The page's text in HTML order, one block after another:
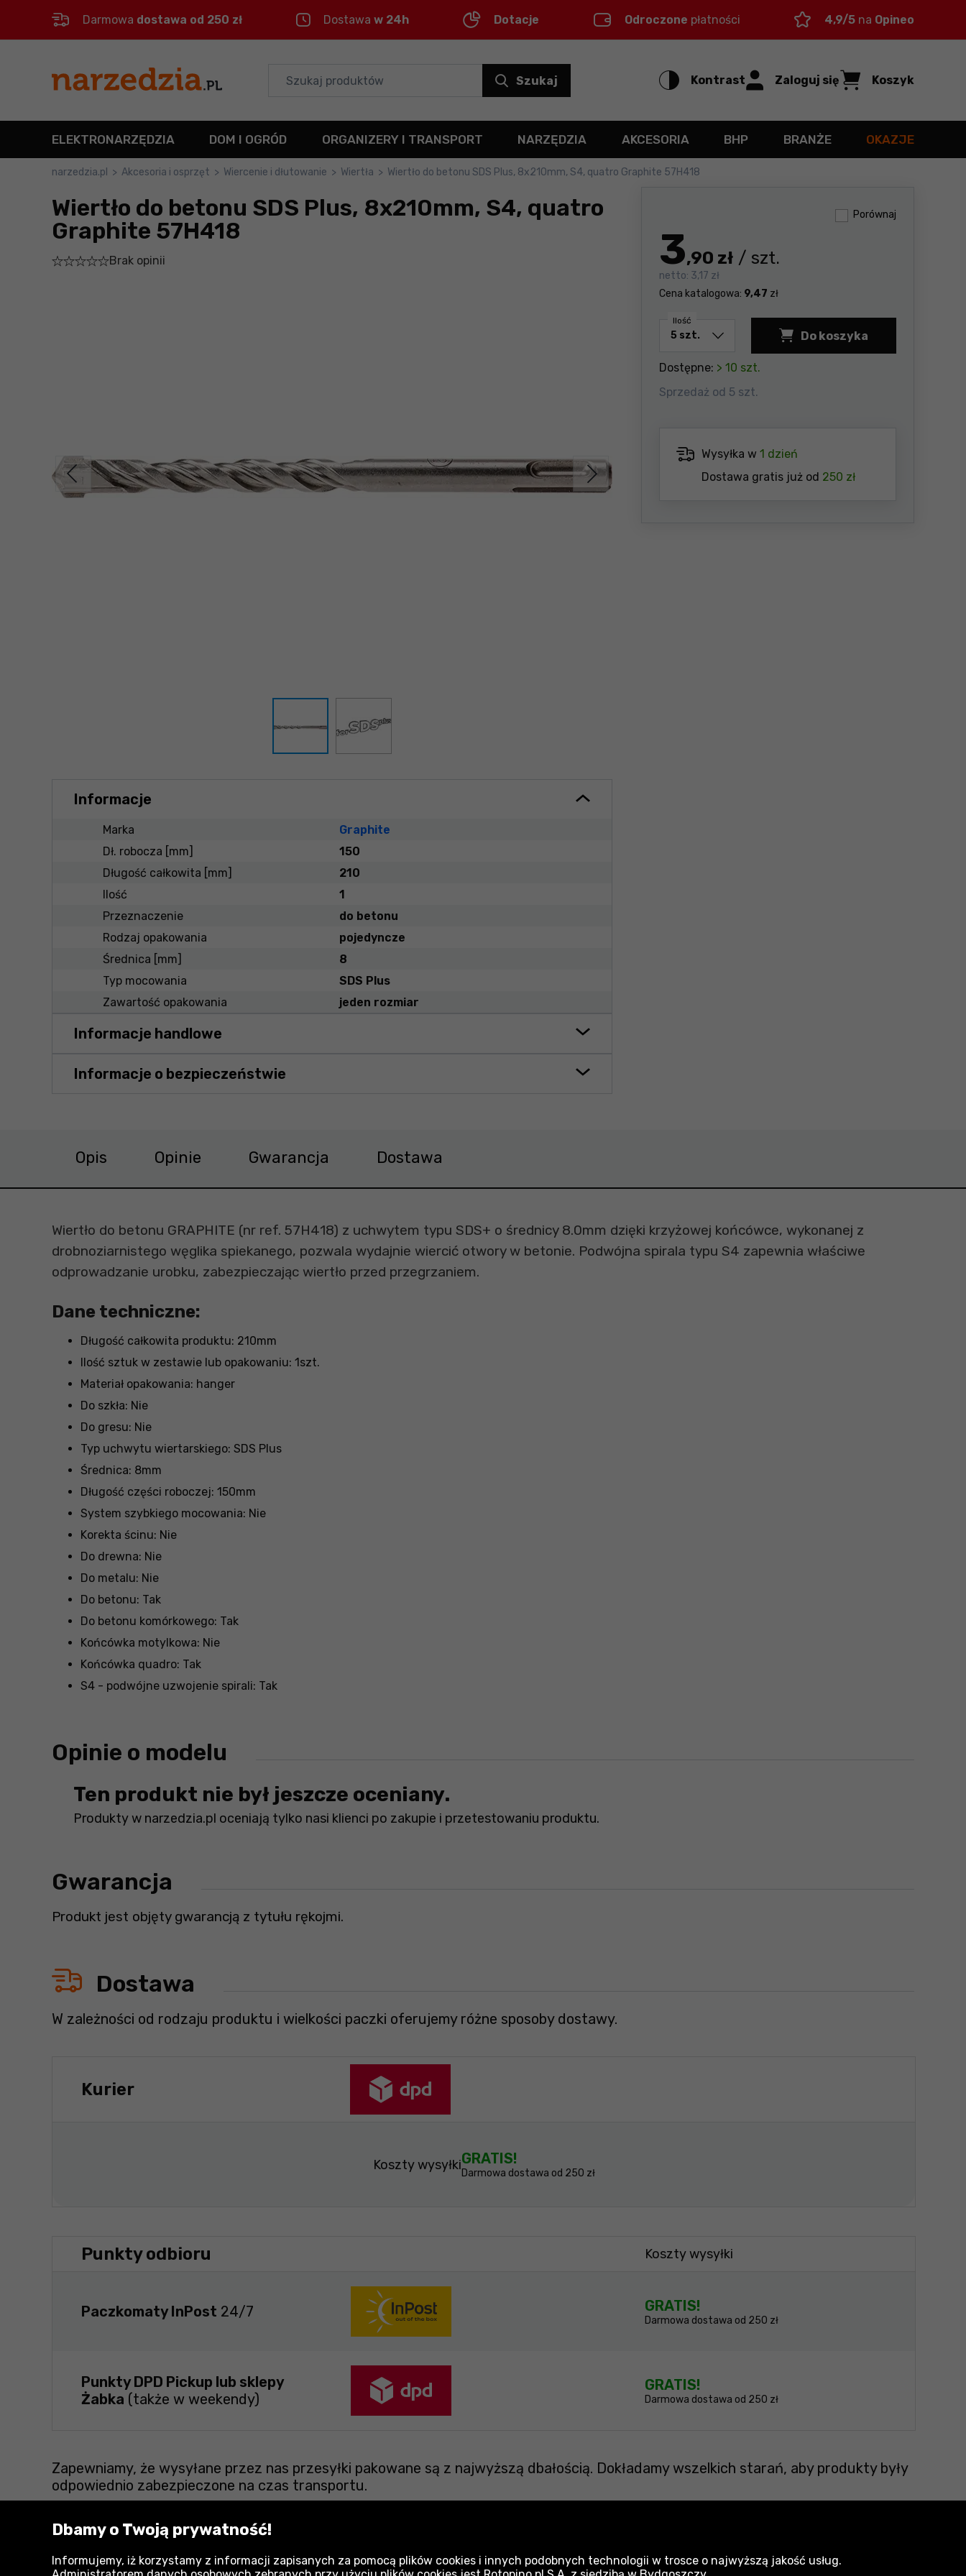
Menu główne
Informacje o produkcie
Do koszyka
Szczegółowe informacje
Stopka
Darmowa dostawa od 250 zł Dostawa w 24h Dotacje Odroczone płatności 4,9/5 na Opineo
Szukaj Kontrast Zaloguj się Koszyk
ELEKTRONARZĘDZIA DOM I OGRÓD ORGANIZERY I TRANSPORT NARZĘDZIA AKCESORIA BHP BRANŻE OKAZJE
narzedzia.pl > Akcesoria i osprzęt > Wiercenie i dłutowanie > Wiertła > Wiertło do betonu SDS Plus, 8x210mm, S4, quatro Graphite 57H418
Wiertło do betonu SDS Plus, 8x210mm, S4, quatro
Graphite 57H418
Brak opinii
Porównaj
3,90 zł / szt.
netto: 3,17 zł
Cena katalogowa: 9,47 zł
Ilość
Do koszyka
Wiertło do betonu SDS
Dostępne: > 10 szt.
Sprzedaż od 5 szt.
Wysyłka w 1 dzień
Dostawa gratis już od 250 zł
Informacje
Marka
Graphite
Dł. robocza [mm]
150
Długość całkowita [mm]
210
Ilość
1
Przeznaczenie
do betonu
Rodzaj opakowania
pojedyncze
Średnica [mm]
8
Typ mocowania
SDS Plus
Zawartość opakowania
jeden rozmiar
Informacje handlowe
Informacje o bezpieczeństwie
Opis Opinie Gwarancja Dostawa
Wiertło do betonu GRAPHITE (nr ref. 57H418) z uchwytem typu SDS+ o średnicy 8.0mm dzięki krzyżowej końcówce, wykonanej z
drobnoziarnistego węglika spiekanego, pozwala wydajnie wiercić otwory w betonie. Podwójna spirala typu S4 zapewnia właściwe
odprowadzanie urobku, zabezpieczając wiertło przed przegrzaniem.
Dane techniczne:
Długość całkowita produktu: 210mm
Ilość sztuk w zestawie lub opakowaniu: 1szt.
Materiał opakowania: hanger
Do szkła: Nie
Do gresu: Nie
Typ uchwytu wiertarskiego: SDS Plus
Średnica: 8mm
Długość części roboczej: 150mm
System szybkiego mocowania: Nie
Korekta ścinu: Nie
Do drewna: Nie
Do metalu: Nie
Do betonu: Tak
Do betonu komórkowego: Tak
Końcówka motylkowa: Nie
Końcówka quadro: Tak
S4 - podwójne uzwojenie spirali: Tak
Opinie o modelu
Ten produkt nie był jeszcze oceniany.
Produkty w narzedzia.pl oceniają tylko nasi klienci po zakupie i przetestowaniu produktu.
Gwarancja
Produkt jest objęty gwarancją z tytułu rękojmi.
Dostawa
W zależności od rodzaju produktu i wielkości paczki oferujemy różne sposoby dostawy.
Kurier
Koszty wysyłkiGRATIS!
Darmowa dostawa od 250 zł
Punkty odbioru Koszty wysyłki
Paczkomaty InPost 24/7 GRATIS!
Darmowa dostawa od 250 zł
Punkty DPD Pickup lub sklepy
Żabka (także w weekendy)
GRATIS!
Darmowa dostawa od 250 zł
Zapewniamy, że wysyłane przez nas przesyłki pakowane są z najwyższą dbałością. Dokładamy wszelkich starań, aby produkty były
odpowiednio zabezpieczone na czas transportu.
Zobacz również:
Dbamy o Twoją prywatność!
Informujemy, iż korzystamy z informacji zapisanych za pomocą plików cookies i innych podobnych technologii w trosce o najwyższą jakość usług.